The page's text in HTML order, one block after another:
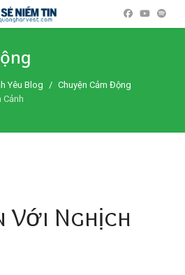
Yêu Blog
Chuyện Cảm Động
Cảnh
Với Nghịch